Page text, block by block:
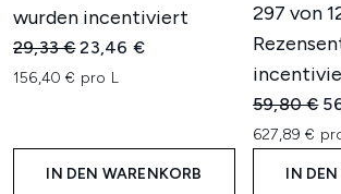
wurden incentiviert
Unverbindliche Preisempfehlung:
29,33 €Aktueller Preis:
23,46 €
156,40 € pro L
IN DEN WARENKORB
297 von
59,80 €
627,89 €
IN